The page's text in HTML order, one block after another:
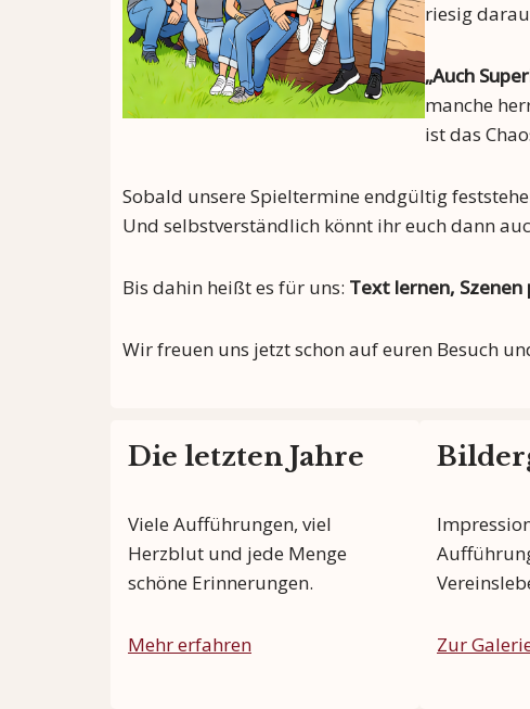
riesig
„Auch
manche
ist das
Sobald unsere Spieltermine endgültig
Und selbstverständlich könnt ihr euch dann
Bis dahin heißt es für uns: Text lernen,
Wir freuen uns jetzt schon auf euren Besuch
Die letzten Jahre
Viele Aufführungen, viel
Herzblut und jede Menge
schöne Erinnerungen.
Mehr erfahren Zur